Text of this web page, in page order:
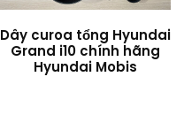
Dây curoa tổng Hyundai
Grand i10 chính hãng
Hyundai Mobis